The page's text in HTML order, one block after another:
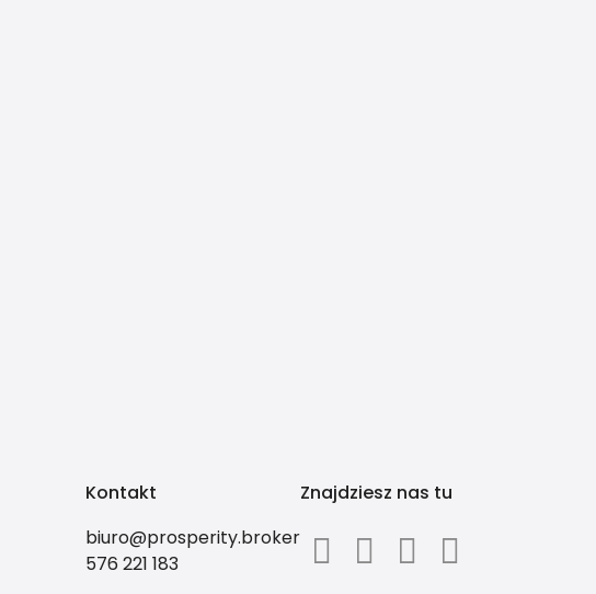
Kontakt
biuro@prosperity.broker
576 221 183
Znajdziesz nas tu